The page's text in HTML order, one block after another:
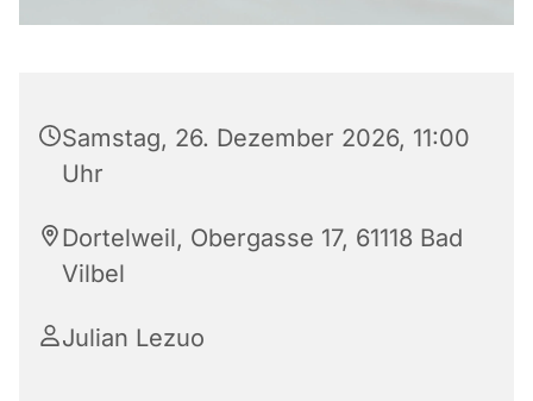
Samstag, 26. Dezember 2026, 11:00
Uhr
Dortelweil, Obergasse 17, 61118 Bad
Vilbel
Julian Lezuo